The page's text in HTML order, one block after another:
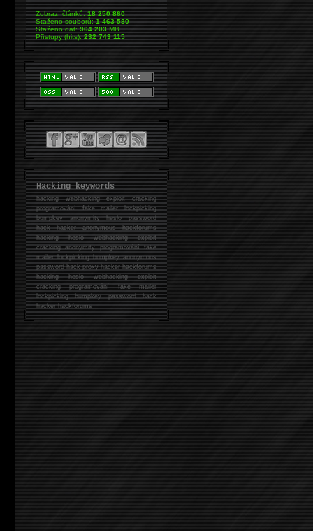
Zobraz. článků:18 250 860
Staženo souborů:1 463 580
Staženo dat:964 203MB
Přístupy (hits):232 743 115
Hacking keywords
hackingwebhacking exploit cracking
programování fake mailer lockpicking
bumpkey anonymity heslo password
hackhacker anonymous hackforums
hackingheslo webhacking exploit
cracking anonymity programování fake
mailer lockpicking bumpkey anonymous
password hack proxy hacker hackforums
hacking heslo webhacking exploit
cracking programování fake mailer
lockpicking bumpkey password hack
hackerhackforums